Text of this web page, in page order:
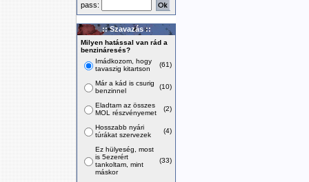
pass:
:: Szavazás ::
Milyen hatással van rád a
benzináresés?
Imádkozom, hogy
tavaszig kitartson
(61)
Már a kád is csurig
benzinnel
(10)
Eladtam az összes
MOL részvényemet
(2)
Hosszabb nyári
túrákat szervezek
(4)
Ez hülyeség, most
is 5ezerért
tankoltam, mint
máskor
(33)